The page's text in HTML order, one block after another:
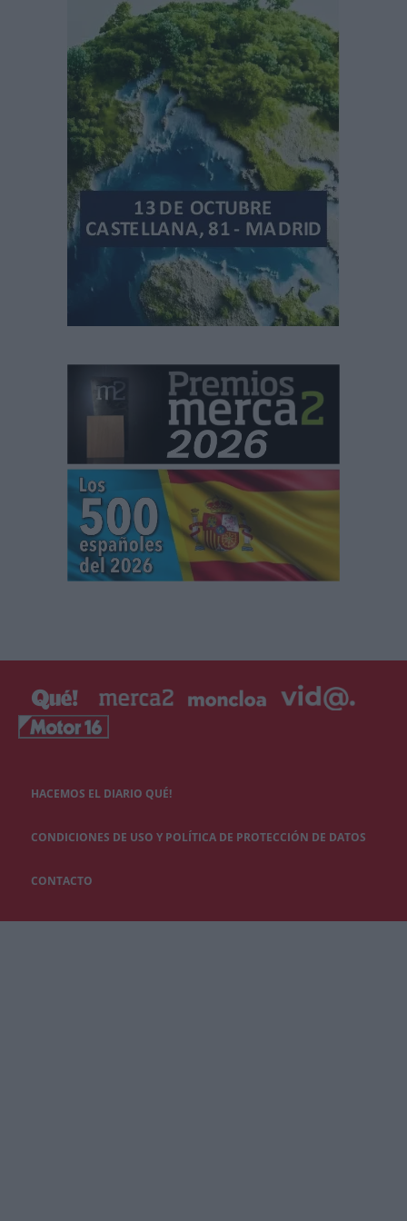
HACEMOS EL DIARIO QUÉ!
CONDICIONES DE USO Y POLÍTICA DE PROTECCIÓN DE DATOS
CONTACTO